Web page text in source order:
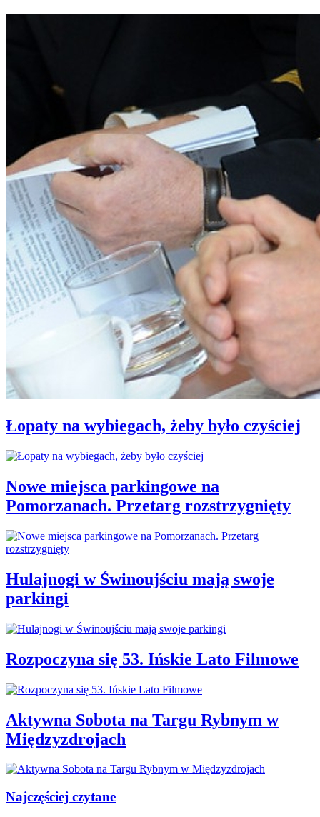
Łopaty na wybiegach, żeby było czyściej
Nowe miejsca parkingowe na
Pomorzanach. Przetarg rozstrzygnięty
Hulajnogi w Świnoujściu mają swoje
parkingi
Rozpoczyna się 53. Ińskie Lato Filmowe
Aktywna Sobota na Targu Rybnym w
Międzyzdrojach
Najczęściej czytane